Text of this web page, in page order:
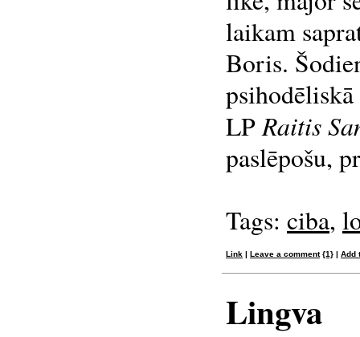
laikam
Boris.
LPRaitis
paslēpošu,
Tags: ciba,
Link | Leave a comment {1} | Add
Lingva